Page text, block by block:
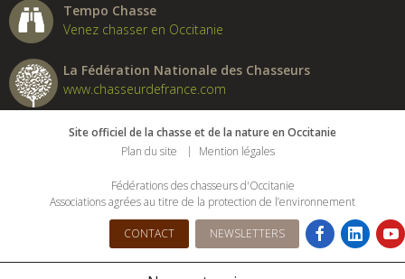
Tempo Chasse
Venez chasser en Occitanie
La Fédération Nationale des Chasseurs
www.chasseurdefrance.com
Site officiel de la chasse et de la nature en Occitanie
Plan du site
Mention légales
Fédérations des chasseurs d'Occitanie
Associations agrées au titre de la protection de l’environnement
CONTACT NEWSLETTERS